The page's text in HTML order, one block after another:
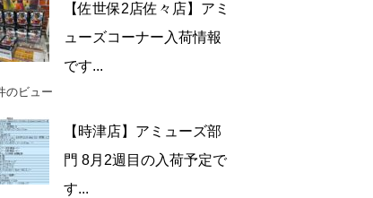
【佐世保2店佐々店】アミ
ューズコーナー入荷情報
です...
のビュー
【時津店】アミューズ部
門 8月2週目の入荷予定で
す...